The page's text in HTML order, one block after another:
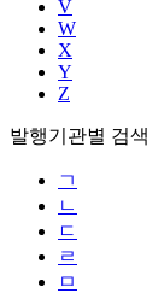
V
W
X
Y
Z
발행기관별 검색
ㄱ
ㄴ
ㄷ
ㄹ
ㅁ